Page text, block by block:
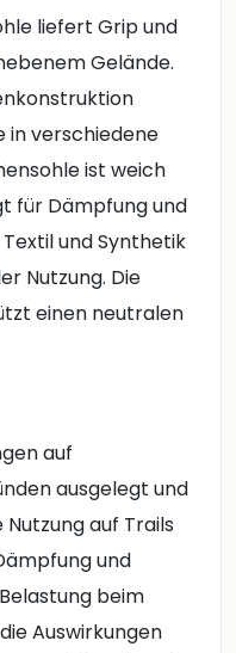
liefert Grip und
Gelände.
verschiedene
ist weich
für Dämpfung und
und Synthetik
Nutzung. Die
einen neutralen
auf
ausgelegt und
auf Trails
und
beim
Auswirkungen